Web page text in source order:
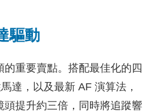
驅動
的重要賣點。搭配最佳化的四
達，以及最新 AF 演算法，
頭提升約三倍，同時將追蹤響